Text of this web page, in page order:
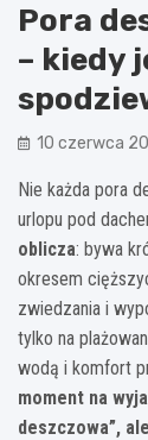
Pora
– kiedy
10 czerwca
Nie każda pora
urlopu pod
oblicza: bywa
okresem
zwiedzania i
tylko na
wodą i komfort
moment na
deszczowa”,